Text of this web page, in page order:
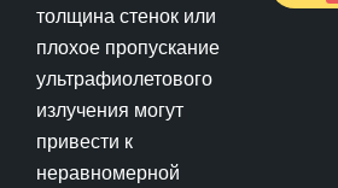
толщина стенок или
плохое пропускание
ультрафиолетового
излучения могут
привести к
неравномерной